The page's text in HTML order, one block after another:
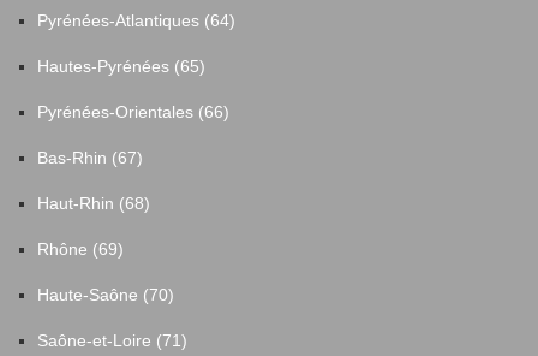
Pyrénées-Atlantiques (64)
Hautes-Pyrénées (65)
Pyrénées-Orientales (66)
Bas-Rhin (67)
Haut-Rhin (68)
Rhône (69)
Haute-Saône (70)
Saône-et-Loire (71)